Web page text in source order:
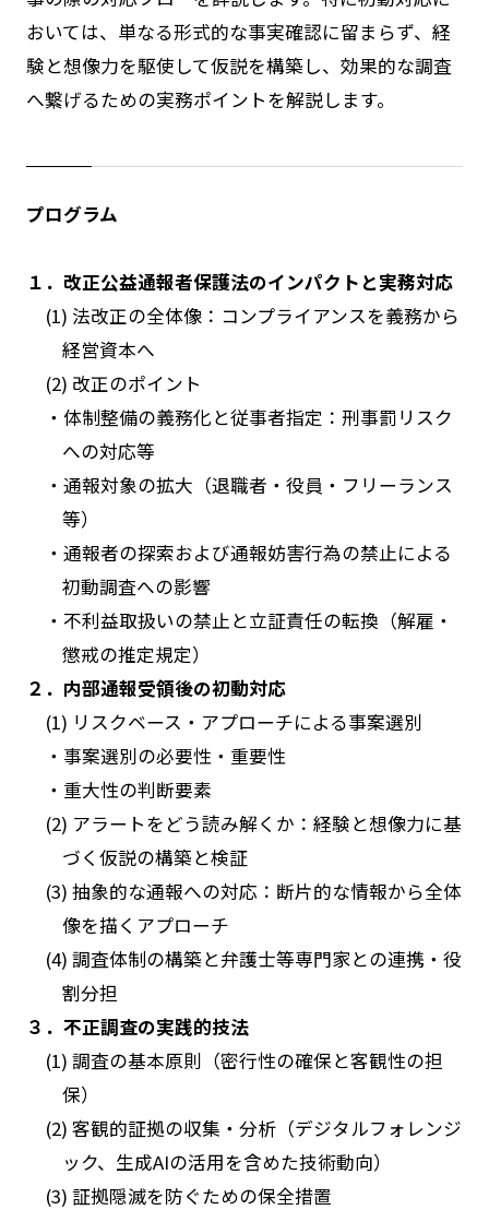
おいては、単なる形式的な事実確認に留まらず、経
験と想像力を駆使して仮説を構築し、効果的な調査
へ繋げるための実務ポイントを解説します。
プログラム
１．改正公益通報者保護法のインパクトと実務対応
(1) 法改正の全体像：コンプライアンスを義務から
経営資本へ
(2) 改正のポイント
・体制整備の義務化と従事者指定：刑事罰リスク
への対応等
・通報対象の拡大（退職者・役員・フリーランス
等）
・通報者の探索および通報妨害行為の禁止による
初動調査への影響
・不利益取扱いの禁止と立証責任の転換（解雇・
懲戒の推定規定）
２．内部通報受領後の初動対応
(1) リスクベース・アプローチによる事案選別
・事案選別の必要性・重要性
・重大性の判断要素
(2) アラートをどう読み解くか：経験と想像力に基
づく仮説の構築と検証
(3) 抽象的な通報への対応：断片的な情報から全体
像を描くアプローチ
(4) 調査体制の構築と弁護士等専門家との連携・役
割分担
３．不正調査の実践的技法
(1) 調査の基本原則（密行性の確保と客観性の担
保）
(2) 客観的証拠の収集・分析（デジタルフォレンジ
ック、生成AIの活用を含めた技術動向）
(3) 証拠隠滅を防ぐための保全措置